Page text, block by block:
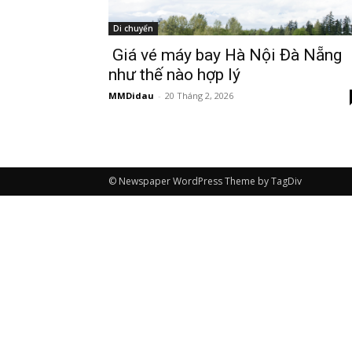
Di chuyển
Giá vé máy bay Hà Nội Đà Nẵng
như thế nào hợp lý
MMDidau - 20 Tháng 2, 2026
© Newspaper WordPress Theme by TagDiv